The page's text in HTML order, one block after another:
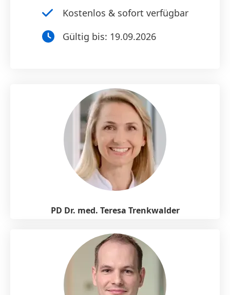
Kostenlos & sofort verfügbar
Gültig bis: 19.09.2026
PD Dr. med. Teresa Trenkwalder